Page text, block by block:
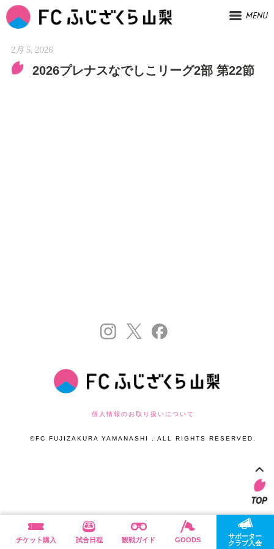
MENU
2月 5, 2026
2026プレナスなでしこリーグ2部 第22節
個人情報のお取り扱いについて
©FC FUJIZAKURA YAMANASHI . ALL RIGHTS RESERVED.
チケット購入 試合日程 観戦ガイド GOODS
サポーター
クラブ入会